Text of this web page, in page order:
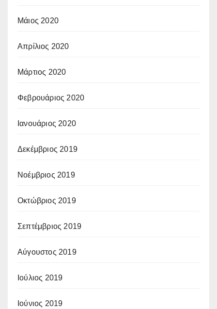
Μάιος 2020
Απρίλιος 2020
Μάρτιος 2020
Φεβρουάριος 2020
Ιανουάριος 2020
Δεκέμβριος 2019
Νοέμβριος 2019
Οκτώβριος 2019
Σεπτέμβριος 2019
Αύγουστος 2019
Ιούλιος 2019
Ιούνιος 2019